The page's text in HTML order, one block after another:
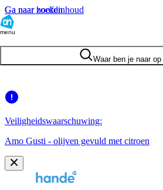
Ga naar hoofdinhoud
Ga naar zoeken
menu
Waar ben je naar
Veiligheidswaarschuwing:
Amo Gusti - olijven gevuld met citroen